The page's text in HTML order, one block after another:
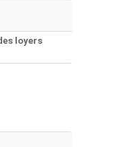
loyers